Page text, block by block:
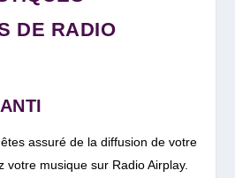
DE RADIO
assuré de la diffusion de votre
votre musique sur Radio Airplay.